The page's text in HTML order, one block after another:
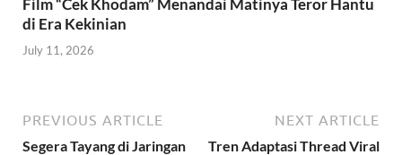
Film “Cek Khodam” Menandai Matinya Teror Hantu
di Era Kekinian
July 11, 2026
PREVIOUS ARTICLE
Segera Tayang di Jaringan
NEXT ARTICLE
Tren Adaptasi Thread Viral